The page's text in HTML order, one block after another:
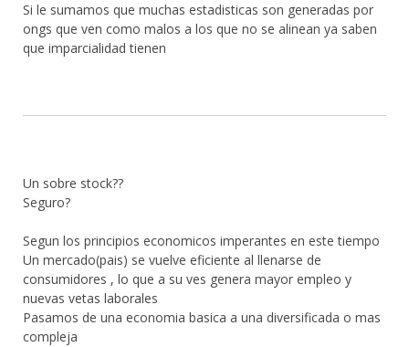
Si le sumamos que muchas estadisticas son generadas por
ongs que ven como malos a los que no se alinean ya saben
que imparcialidad tienen
Un sobre stock??
Seguro?
Segun los principios economicos imperantes en este tiempo
Un mercado(pais) se vuelve eficiente al llenarse de
consumidores , lo que a su ves genera mayor empleo y
nuevas vetas laborales
Pasamos de una economia basica a una diversificada o mas
compleja